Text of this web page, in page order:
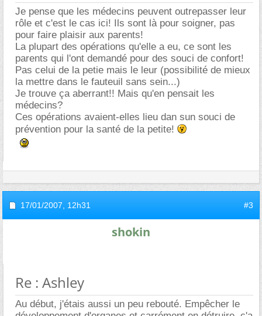
Je pense que les médecins peuvent outrepasser leur
rôle et c'est le cas ici! Ils sont là pour soigner, pas
pour faire plaisir aux parents!
La plupart des opérations qu'elle a eu, ce sont les
parents qui l'ont demandé pour des souci de confort!
Pas celui de la petie mais le leur (possibilité de mieux
la mettre dans le fauteuil sans sein...)
Je trouve ça aberrant!! Mais qu'en pensait les
médecins?
Ces opérations avaient-elles lieu dan sun souci de
prévention pour la santé de la petite!
17/01/2007, 12h31 #3
shokin
Re : Ashley
Au début, j'étais aussi un peu rebouté. Empêcher le